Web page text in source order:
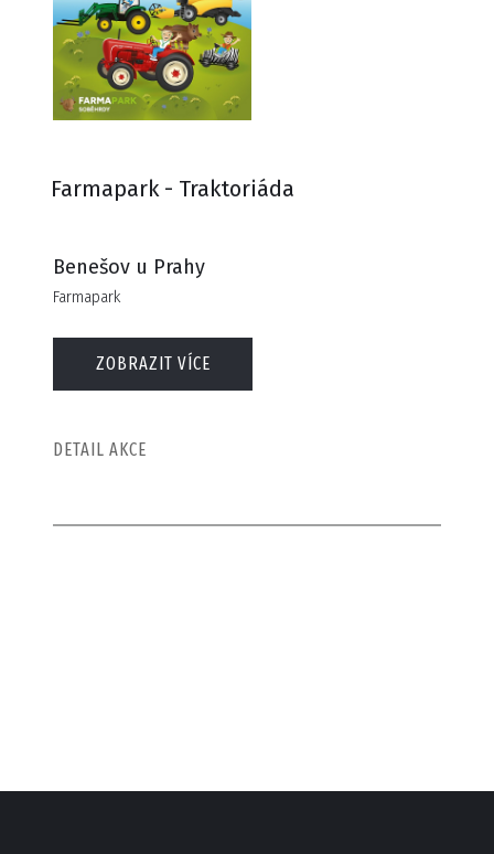
Farmapark - Traktoriáda
Benešov u Prahy
Farmapark
ZOBRAZIT VÍCE
DETAIL AKCE